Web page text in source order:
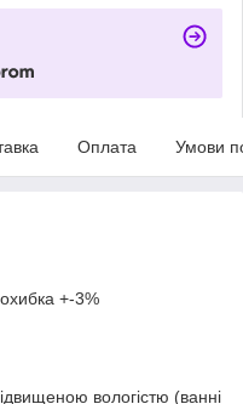
Оплата Умови
+-3%
вологістю (ванні